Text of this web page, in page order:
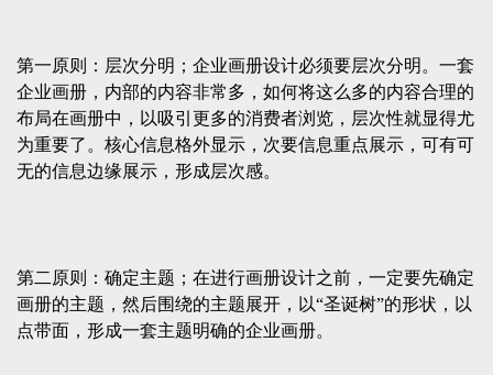
第一原则：层次分明；企业画册设计必须要层次分明。一套
企业画册，内部的内容非常多，如何将这么多的内容合理的
布局在画册中，以吸引更多的消费者浏览，层次性就显得尤
为重要了。核心信息格外显示，次要信息重点展示，可有可
无的信息边缘展示，形成层次感。
第二原则：确定主题；在进行画册设计之前，一定要先确定
画册的主题，然后围绕的主题展开，以“圣诞树”的形状，以
点带面，形成一套主题明确的企业画册。